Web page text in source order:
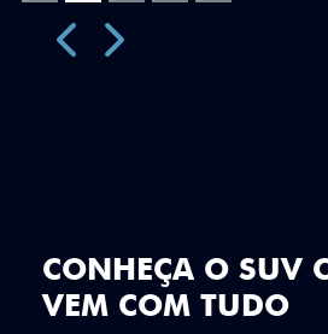
Previous
Next
CONHEÇA O SUV
VEM COM TUDO